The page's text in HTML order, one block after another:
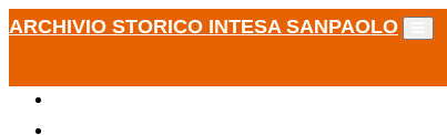
ARCHIVIO STORICO INTESA SANPAOLO